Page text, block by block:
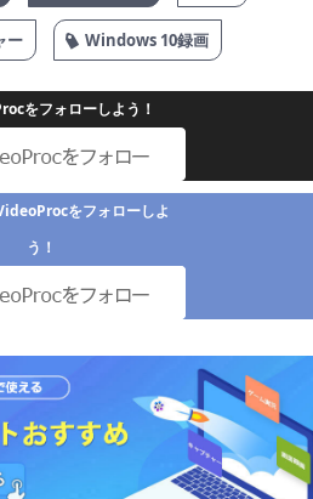
ー Windows 10録画
をフォローしよう！
をフォローしよ
う！